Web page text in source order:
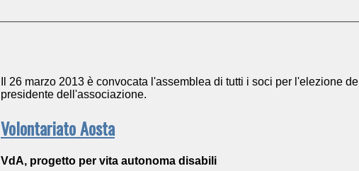
Il 26 marzo 2013 è convocata l'assemblea di tutti i soci per l'elezione del
presidente dell'associazione.
Volontariato Aosta
VdA, progetto per vita autonoma disabili